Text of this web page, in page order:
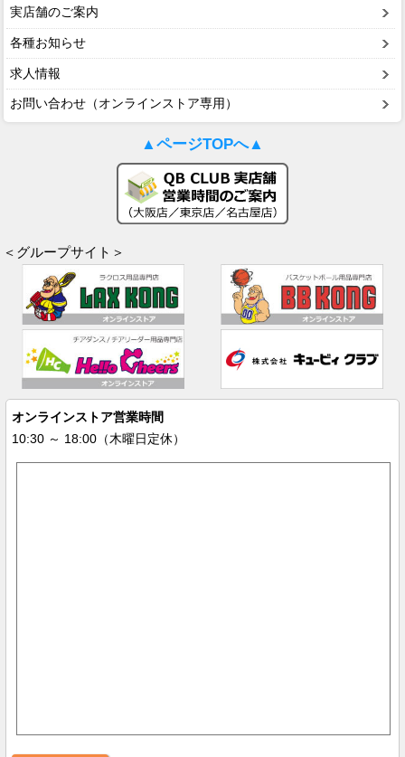
実店舗のご案内
各種お知らせ
求人情報
お問い合わせ（オンラインストア専用）
▲ページTOPへ▲
＜グループサイト＞
オンラインストア営業時間
10:30 ～ 18:00（木曜日定休）